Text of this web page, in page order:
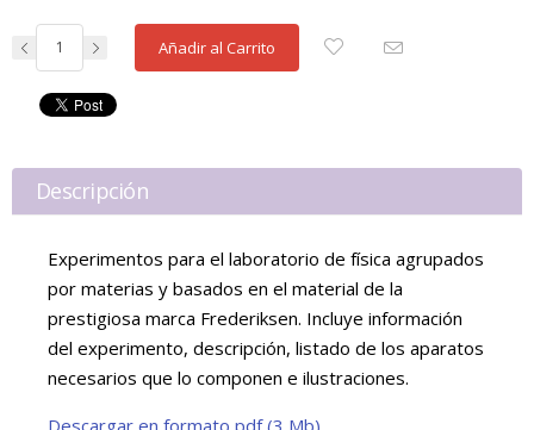
Añadir al Carrito
Descripción
Experimentos para el laboratorio de física agrupados
por materias y basados en el material de la
prestigiosa marca Frederiksen. Incluye información
del experimento, descripción, listado de los aparatos
necesarios que lo componen e ilustraciones.
Descargar en formato pdf (3 Mb)